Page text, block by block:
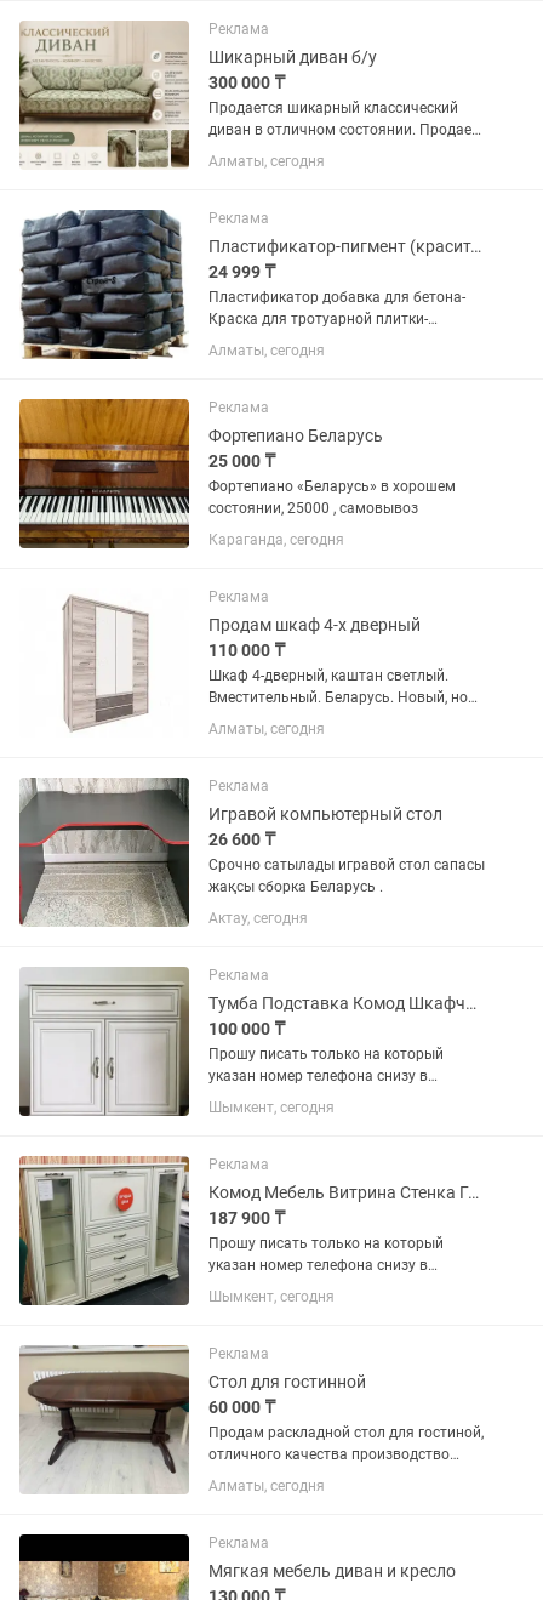
Реклама
Шикарный диван б/у
300 000 ₸
Продается шикарный классический
диван в отличном состоянии. Продаем
только из-за перепланировки — для
нового пространства оказался
площадь, оставили бы...
Алматы, сегодня
Реклама
Пластификатор-пигмент (краситель) для бетона-брусчатки-плитки тротуарной
24 999 ₸
Пластификатор добавка для бетона-
Краска для тротуарной плитки-
Пигмент для брусчатки-
Пластификатор для брусчатки-
Если Вы не дозвонились, пожалуйста,
напишите нам...
Алматы, сегодня
Реклама
Фортепиано Беларусь
25 000 ₸
Фортепиано «Беларусь» в хорошем
состоянии, 25000 , самовывоз
Караганда, сегодня
Реклама
Продам шкаф 4-х дверный
110 000 ₸
Шкаф 4-дверный, каштан светлый.
Вместительный. Беларусь. Новый, но
без упаковки. Размер общий:
1666х590х2100 мм. 4 двери, 2 с
Алматы, сегодня
Реклама
Игравой компьютерный стол
26 600 ₸
Срочно сатылады игравой стол сапасы
жақсы сборка Беларусь .
Актау, сегодня
Реклама
Тумба Подставка Комод Шкафчик Беларусь Мебель
100 000 ₸
Прошу писать только на который
указан номер телефона снизу в
объявлении. Страна производства:
Беларусь; Назначение: универсальная;
предназначен как тумба под ТВ, во...
Шымкент, сегодня
Реклама
Комод Мебель Витрина Стенка Горка Беларусь новый
187 900 ₸
Прошу писать только на который
указан номер телефона снизу в
объявлении. Страна производства:
Беларусь Высота125,5см Длина 154см
и вместительный комод,...
Шымкент, сегодня
Реклама
Стол для гостинной
60 000 ₸
Продам раскладной стол для гостиной,
отличного качества производство
Беларусь. Имеется 2 части по 40см для
удлинения. Полная длина 240см
Алматы, сегодня
Реклама
Мягкая мебель диван и кресло